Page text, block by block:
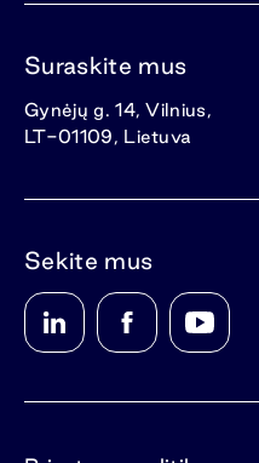
Suraskite mus
Gynėjų g. 14, Vilnius,
LT-01109, Lietuva
Sekite mus